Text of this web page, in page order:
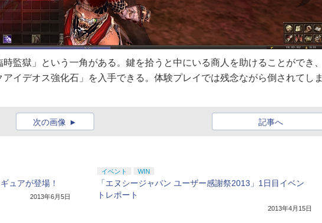
時監獄」という一角がある。鍵を拾うと中にいる商人を助けることができ、
イデオス強化石」を入手できる。体験プレイでは残念ながら倒されてしま
記事へ
次の画像
ュアが登場！
2013年6月5日
イベント WIN
「エヌシージャパン ユーザー感謝祭2013」1日目イベン
トレポート
2013年4月15日